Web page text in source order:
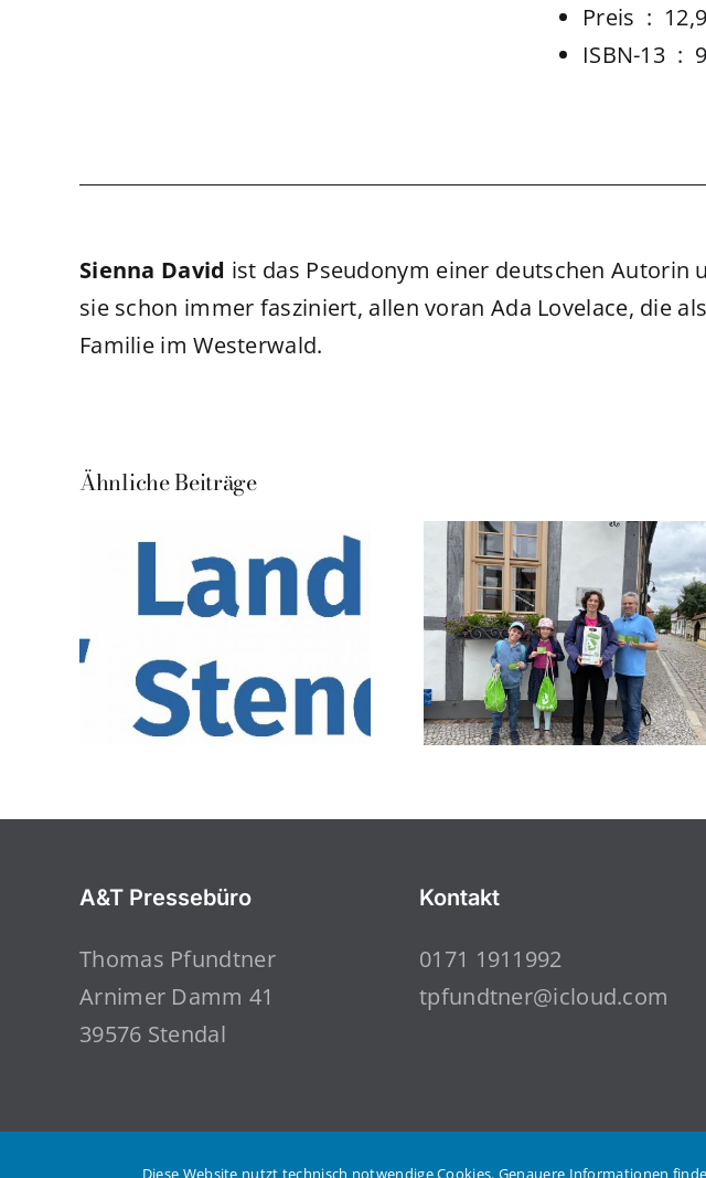
Preis ‏ :
ISBN-13 ‏ : ‎
Sienna David ist das Pseudonym einer deutschen Autorin
sie schon immer fasziniert, allen voran Ada Lovelace, die
Familie im Westerwald.
Ähnliche Beiträge
A&T Pressebüro
Thomas Pfundtner
Arnimer Damm 41
39576 Stendal
Kontakt
0171 1911992
tpfundtner@icloud.com
Diese Website nutzt technisch notwendige Cookies. Genauere Informationen